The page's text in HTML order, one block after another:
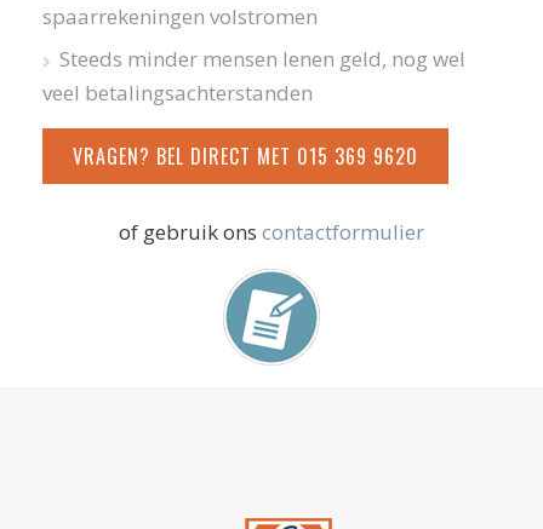
spaarrekeningen volstromen
Steeds minder mensen lenen geld, nog wel
veel betalingsachterstanden
VRAGEN? BEL DIRECT MET 015 369 9620
of gebruik ons contactformulier